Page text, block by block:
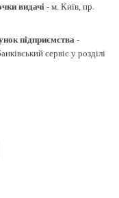
видачі - м. Київ, пр.
підприємства -
сервіс у розділі